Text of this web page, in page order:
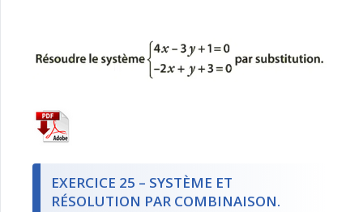
EXERCICE 25 – SYSTÈME ET
RÉSOLUTION PAR COMBINAISON.